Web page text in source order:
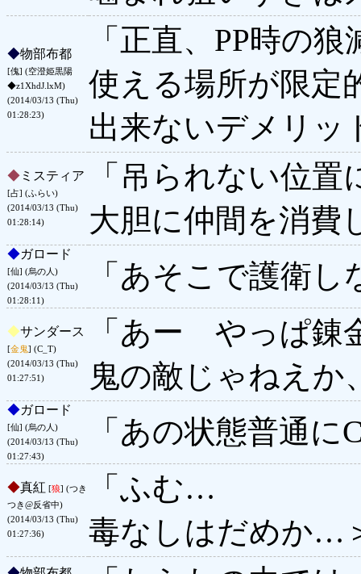
◆物部布都
[傀] (空澄姫黒陽
◆z1XhdJ.lxM)
(2014/03/13 (Thu)
01:28:23)
「正直、PP時の
使える場所が限定
出来ないデメリッ
◆ ミスティア
[占] (ふらい)
(2014/03/13 (Thu)
01:28:14)
「吊られない位
大胆に仲間を消費
◆ガロード
[仙] (烏の人)
(2014/03/13 (Thu)
01:28:11)
「あそこで護衛
◆サンダース
[金鬼] (C_T)
(2014/03/13 (Thu)
01:27:51)
「あー やっぱ錬
鬼の敵じゃねえか
◆ガロード
[仙] (烏の人)
(2014/03/13 (Thu)
01:27:43)
「あの状態普通
◆真紅 [狼] (つき
つき@反省中)
(2014/03/13 (Thu)
01:27:36)
「ふむ…
毒なしはだめか…